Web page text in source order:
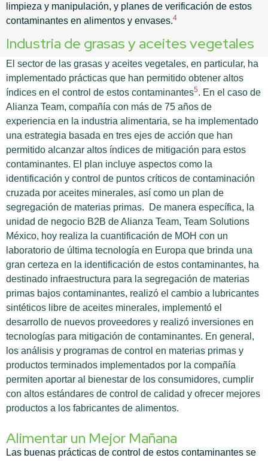
limpieza y manipulación, y planes de verificación de estos
contaminantes en alimentos y envases.4
Industria de grasas y aceites vegetales
El sector de las grasas y aceites vegetales, en particular, ha
implementado prácticas que han permitido obtener altos
índices en el control de estos contaminantes5. En el caso de
Alianza Team, compañía con más de 75 años de
experiencia en la industria alimentaria, se ha implementado
una estrategia basada en tres ejes de acción que han
permitido alcanzar altos índices de mitigación para estos
contaminantes. El plan incluye aspectos como la
identificación y control de puntos críticos de contaminación
cruzada por aceites minerales, así como un plan de
segregación de materias primas.
De manera específica, la
unidad de negocio B2B de Alianza Team, Team Solutions
México, hoy realiza la cuantificación de MOH con un
laboratorio de última tecnología en Europa que brinda una
gran certeza en la identificación de estos contaminantes, ha
destinado infraestructura para la segregación de materias
primas bajos contaminantes, realizó el cambio a lubricantes
sintéticos libre de aceites minerales, implementó el
desarrollo de nuevos proveedores y realizó inversiones en
tecnologías para mitigación de contaminantes. En general,
los análisis y programas de control en materias primas y
productos terminados implementados por la compañía
permiten aportar al bienestar de los consumidores, cumplir
con altos estándares de control de calidad y ofrecer mejores
productos a los fabricantes de alimentos.
Alimentar un Mejor Mañana
Las buenas prácticas de control de estos contaminantes se